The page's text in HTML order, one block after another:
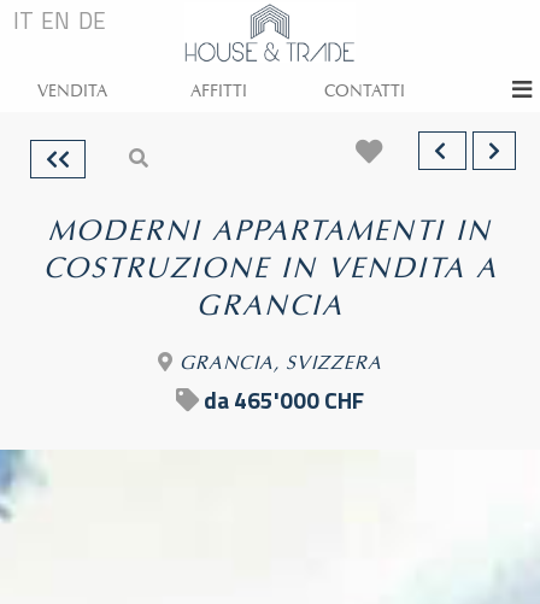
IT EN DE
VENDITA AFFITTI CONTATTI
MODERNI APPARTAMENTI IN
COSTRUZIONE IN VENDITA A
GRANCIA
GRANCIA, SVIZZERA
da 465'000 CHF